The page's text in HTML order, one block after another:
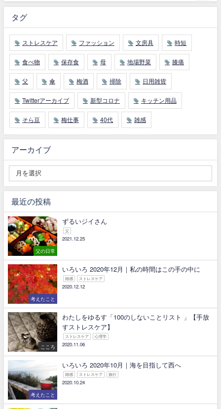
タグ
ストレスケア ファッション 文房具 時短
食べ物 保存食 母 地場野菜 膝痛
父 傘 梅酒 掃除 日用雑貨
Twitterアーカイブ 新型コロナ キッチン用品
そら豆 梅仕事 40代 雑感
アーカイブ
最近の投稿
父の日常
ずるいジイさん
父
2021.12.25
考えたこと
いろいろ 2020年12月｜私の時間はこの手の中に
雑感 ストレスケア
2020.12.12
こころ
わたしをゆるす「100のしないことリスト 」【手放
すストレスケア】
ストレスケア 心理学
2020.11.06
考えたこと
いろいろ 2020年10月｜海を目指して西へ
雑感 ストレスケア 旅行
2020.10.24